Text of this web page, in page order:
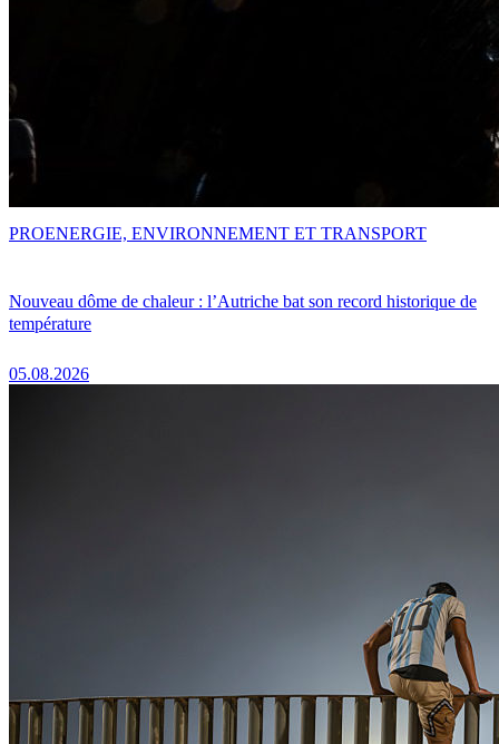
Nouveau dôme de chaleur : l’Autriche bat son record historique de
température
05.08.2026
PROENERGIE, ENVIRONNEMENT ET TRANSPORT